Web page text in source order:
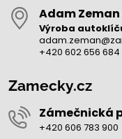
Adam Zeman
Výroba
+420 602 656 684
Zamecky.cz
Zámečnická
+420 606 783 900